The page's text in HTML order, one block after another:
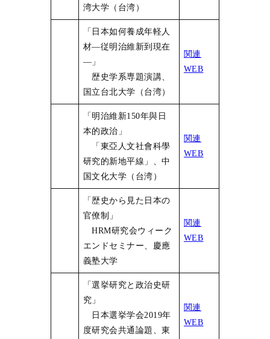
湾大学（台湾）
「日本如何養成年軽人
材―従明治維新到現在
―」
歴史学系専題演講、
国立台北大学（台湾）
関連
WEB
「明治維新150年與日
本的政治」
「東亞人文社會科學
研究的新地平線」、中
国文化大学（台湾）
関連
WEB
「歴史から見た日本の
官僚制」
HRM研究会ウィーク
エンドセミナー、慶應
義塾大学
関連
WEB
「選挙研究と政治史研
究」
日本選挙学会2019年
度研究会共通論題、東
関連
WEB